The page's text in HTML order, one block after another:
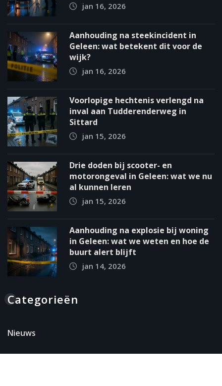
jan 16, 2026
Aanhouding na steekincident in
Geleen: wat betekent dit voor de
wijk?
jan 16, 2026
Voorlopige hechtenis verlengd na
inval aan Tudderenderweg in
Sittard
jan 15, 2026
Drie doden bij scooter- en
motorongeval in Geleen: wat we nu
al kunnen leren
jan 15, 2026
Aanhouding na explosie bij woning
in Geleen: wat we weten en hoe de
buurt alert blijft
jan 14, 2026
Categorieën
Nieuws